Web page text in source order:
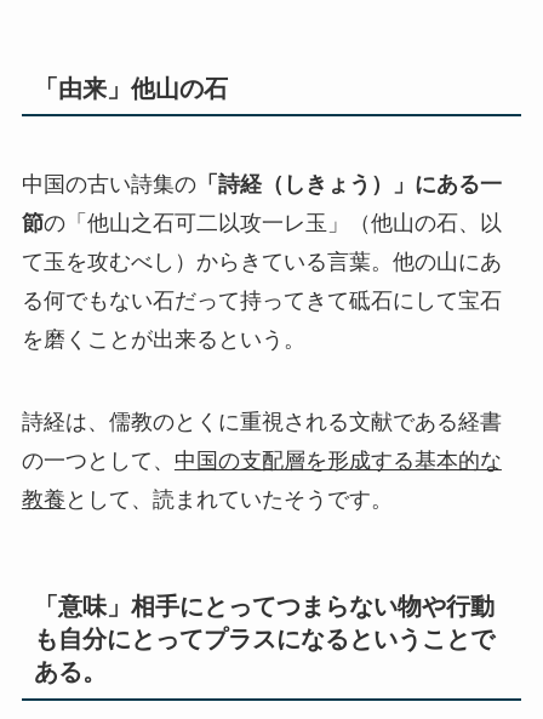
「由来」他山の石
中国の古い詩集の「詩経（しきょう）」にある一
節の「他山之石可二以攻一レ玉」（他山の石、以
て玉を攻むべし）からきている言葉。他の山にあ
る何でもない石だって持ってきて砥石にして宝石
を磨くことが出来るという。
詩経は、儒教のとくに重視される文献である経書
の一つとして、 中国の支配層を形成する基本的な
教養 として、読まれていたそうです。
「意味」相手にとってつまらない物や行動
も自分にとってプラスになるということで
ある。